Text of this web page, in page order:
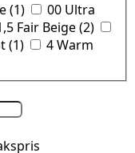
(1)
00 Ultra
Fair Beige(2)
(1)
4 Warm